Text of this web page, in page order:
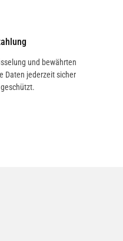
und bewährten
Daten jederzeit sicher